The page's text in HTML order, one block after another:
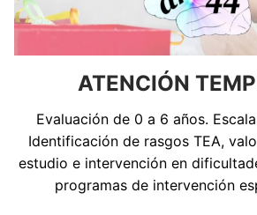
ATENCIÓN
Evaluación de 0 a 6 años.
Identificación de rasgos TEA,
estudio e intervención en
programas de intervención